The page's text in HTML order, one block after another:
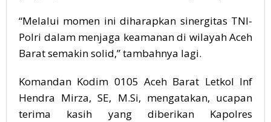
“Melalui momen ini diharapkan sinergitas TNI-
Polri dalam menjaga keamanan di wilayah Aceh
Barat semakin solid,” tambahnya lagi.
Komandan Kodim 0105 Aceh Barat Letkol Inf
Hendra Mirza, SE, M.Si, mengatakan, ucapan
terima kasih yang diberikan Kapolres